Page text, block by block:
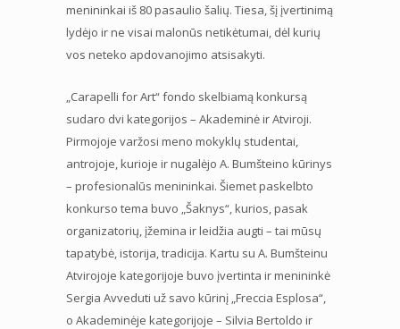
menininkai iš 80 pasaulio šalių. Tiesa, šį įvertinimą
lydėjo ir ne visai malonūs netikėtumai, dėl kurių
vos neteko apdovanojimo atsisakyti.
„Carapelli for Art“ fondo skelbiamą konkursą
sudaro dvi kategorijos – Akademinė ir Atviroji.
Pirmojoje varžosi meno mokyklų studentai,
antrojoje, kurioje ir nugalėjo A. Bumšteino kūrinys
– profesionalūs menininkai. Šiemet paskelbto
konkurso tema buvo „Šaknys“, kurios, pasak
organizatorių, įžemina ir leidžia augti – tai mūsų
tapatybė, istorija, tradicija. Kartu su A. Bumšteinu
Atvirojoje kategorijoje buvo įvertinta ir menininkė
Sergia Avveduti už savo kūrinį „Freccia Esplosa“,
o Akademinėje kategorijoje – Silvia Bertoldo ir